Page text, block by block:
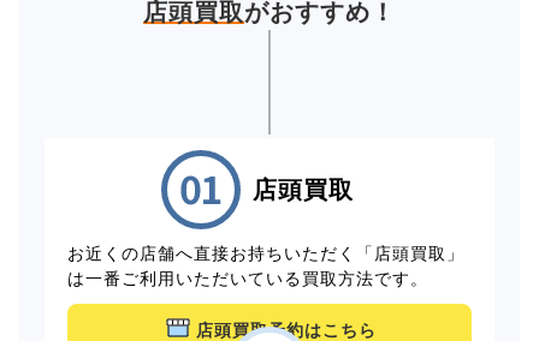
店頭買取がおすすめ！
店頭買取
お近くの店舗へ直接お持ちいただく「店頭買取」
は一番ご利用いただいている買取方法です。
店頭買取予約はこちら